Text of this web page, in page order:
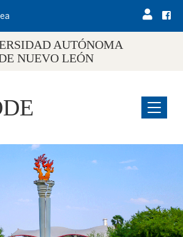
AUTÓNOMA
NUEVO LEÓN
Menu